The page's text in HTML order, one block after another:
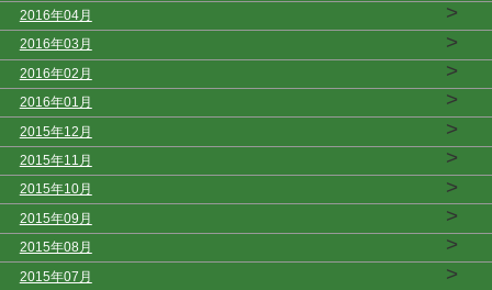
2016年04月 >
2016年03月 >
2016年02月 >
2016年01月 >
2015年12月 >
2015年11月 >
2015年10月 >
2015年09月 >
2015年08月 >
2015年07月 >